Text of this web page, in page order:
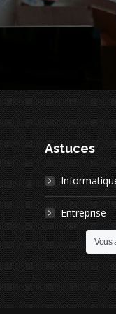
Astuces
Entreprise
Vous